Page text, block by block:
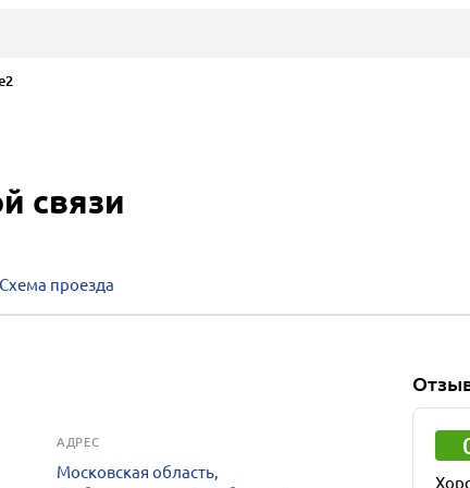
связи
Схема проезда
АДРЕС
Московская область,